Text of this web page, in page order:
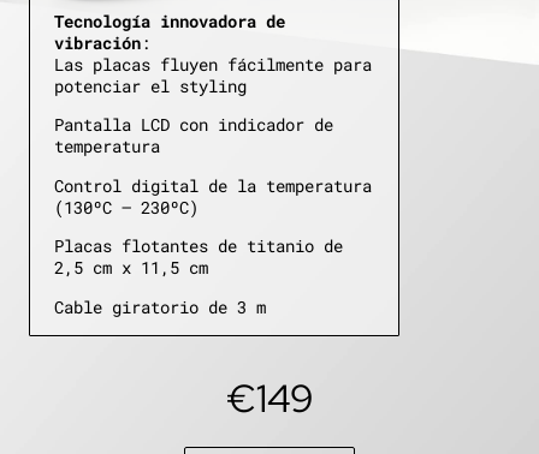
Tecnología innovadora de
vibración:
Las placas fluyen fácilmente para
potenciar el styling
Pantalla LCD con indicador de
temperatura
Control digital de la temperatura
(130ºC – 230ºC)
Placas flotantes de titanio de
2,5 cm x 11,5 cm
Cable giratorio de 3 m
€149